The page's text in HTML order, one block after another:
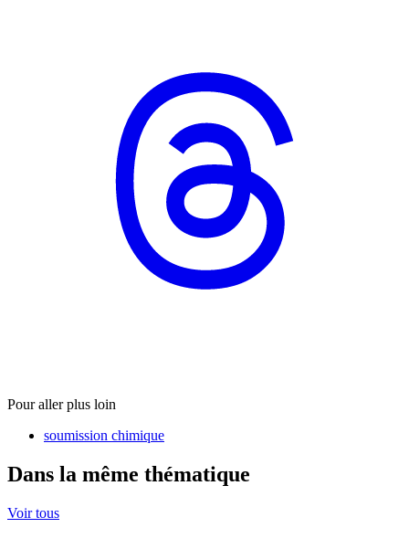
Pour aller plus loin
soumission chimique
Dans la même thématique
Voir tous